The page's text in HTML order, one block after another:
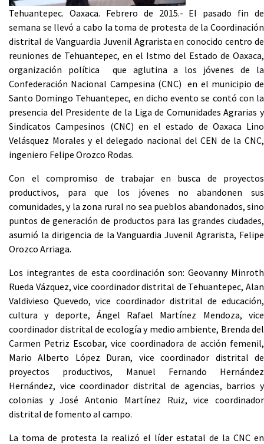
Tehuantepec. Oaxaca. Febrero de 2015.- El pasado fin de
semana se llevó a cabo la toma de protesta de la Coordinación
distrital de Vanguardia Juvenil Agrarista en conocido centro de
reuniones de Tehuantepec, en el Istmo del Estado de Oaxaca,
organización política que aglutina a los jóvenes de la
Confederación Nacional Campesina (CNC) en el municipio de
Santo Domingo Tehuantepec, en dicho evento se contó con la
presencia del Presidente de la Liga de Comunidades Agrarias y
Sindicatos Campesinos (CNC) en el estado de Oaxaca Lino
Velásquez Morales y el delegado nacional del CEN de la CNC,
ingeniero Felipe Orozco Rodas.
Con el compromiso de trabajar en busca de proyectos
productivos, para que los jóvenes no abandonen sus
comunidades, y la zona rural no sea pueblos abandonados, sino
puntos de generación de productos para las grandes ciudades,
asumió la dirigencia de la Vanguardia Juvenil Agrarista, Felipe
Orozco Arriaga.
Los integrantes de esta coordinación son: Geovanny Minroth
Rueda Vázquez, vice coordinador distrital de Tehuantepec, Alan
Valdivieso Quevedo, vice coordinador distrital de educación,
cultura y deporte, Ángel Rafael Martínez Mendoza, vice
coordinador distrital de ecología y medio ambiente, Brenda del
Carmen Petriz Escobar, vice coordinadora de acción femenil,
Mario Alberto López Duran, vice coordinador distrital de
proyectos productivos, Manuel Fernando Hernández
Hernández, vice coordinador distrital de agencias, barrios y
colonias y José Antonio Martínez Ruiz, vice coordinador
distrital de fomento al campo.
La toma de protesta la realizó el líder estatal de la CNC en